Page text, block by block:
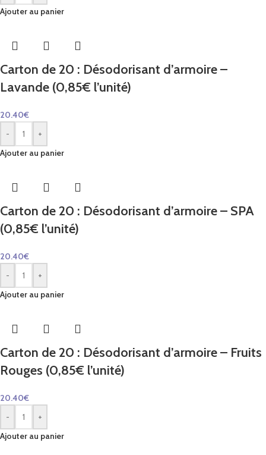
Ajouter au panier
Carton de 20 : Désodorisant d’armoire –
Lavande (0,85€ l’unité)
20.40€
-
+
Ajouter au panier
Carton de 20 : Désodorisant d’armoire – SPA
(0,85€ l’unité)
20.40€
-
+
Ajouter au panier
Carton de 20 : Désodorisant d’armoire – Fruits
Rouges (0,85€ l’unité)
20.40€
-
+
Ajouter au panier